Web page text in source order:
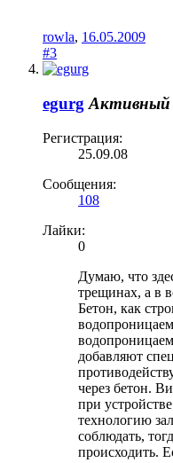
rowla, 16.05.2009
#3
egurg Активный
Регистрация:
25.09.08
Сообщения:
108
Лайки:
0
Думаю, что
трещинах, а в
Бетон, как
добавляют
через бетон.
при
технологию
соблюдать,
происходить.